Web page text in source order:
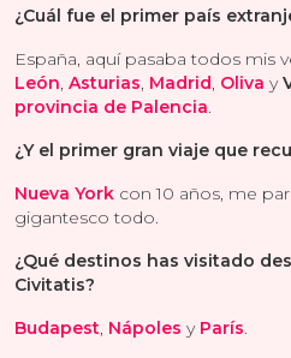
¿Cuál fue el primer país
España, aquí pasaba todos mis
León, Asturias, Madrid, Oliva y
provincia de Palencia.
¿Y el primer gran viaje que
Nueva York con 10 años, me
gigantesco todo.
¿Qué destinos has visitado
Civitatis?
Budapest, Nápoles y París.